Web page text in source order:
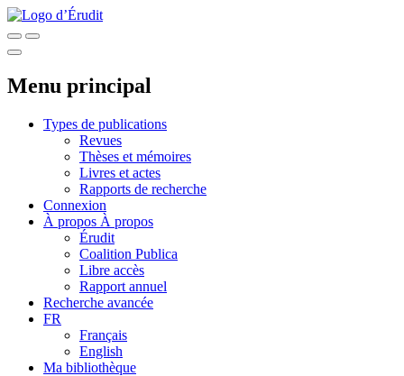
Menu principal
Types de publications
Revues
Thèses et mémoires
Livres et actes
Rapports de recherche
Connexion
À propos À propos
Érudit
Coalition Publica
Libre accès
Rapport annuel
Recherche avancée
FR
Français
English
Ma bibliothèque